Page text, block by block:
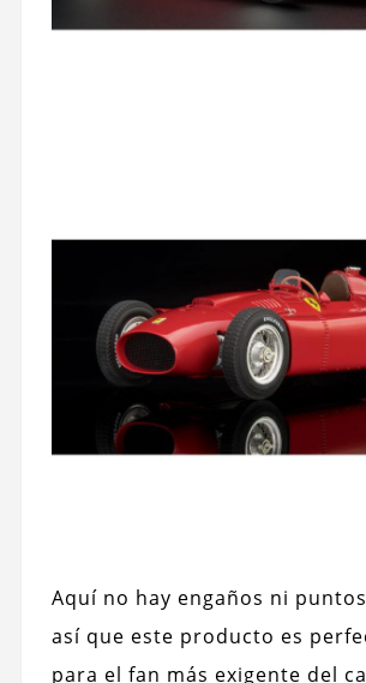
Aquí no hay engaños ni
así que este producto es
para el fan más exigente del